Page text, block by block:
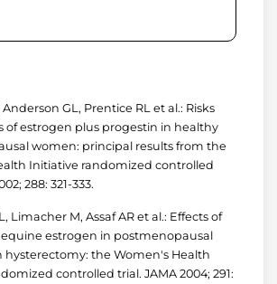
Anderson GL, Prentice RL et al.: Risks
of estrogen plus progestin in healthy
women: principal results from the
Initiative randomized controlled
288: 321-333.
Limacher M, Assaf AR et al.: Effects of
estrogen in postmenopausal
the Women's Health
controlled trial. JAMA 2004; 291: